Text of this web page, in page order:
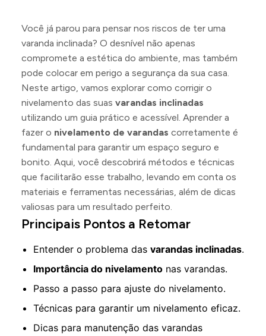
Você já parou para pensar nos riscos de ter uma
varanda inclinada? O desnível não apenas
compromete a estética do ambiente, mas também
pode colocar em perigo a segurança da sua casa.
Neste artigo, vamos explorar como corrigir o
nivelamento das suas varandas inclinadas
utilizando um guia prático e acessível. Aprender a
fazer o nivelamento de varandas corretamente é
fundamental para garantir um espaço seguro e
bonito. Aqui, você descobrirá métodos e técnicas
que facilitarão esse trabalho, levando em conta os
materiais e ferramentas necessárias, além de dicas
valiosas para um resultado perfeito.
Principais Pontos a Retomar
Entender o problema das varandas inclinadas.
Importância do nivelamento nas varandas.
Passo a passo para ajuste do nivelamento.
Técnicas para garantir um nivelamento eficaz.
Dicas para manutenção das varandas